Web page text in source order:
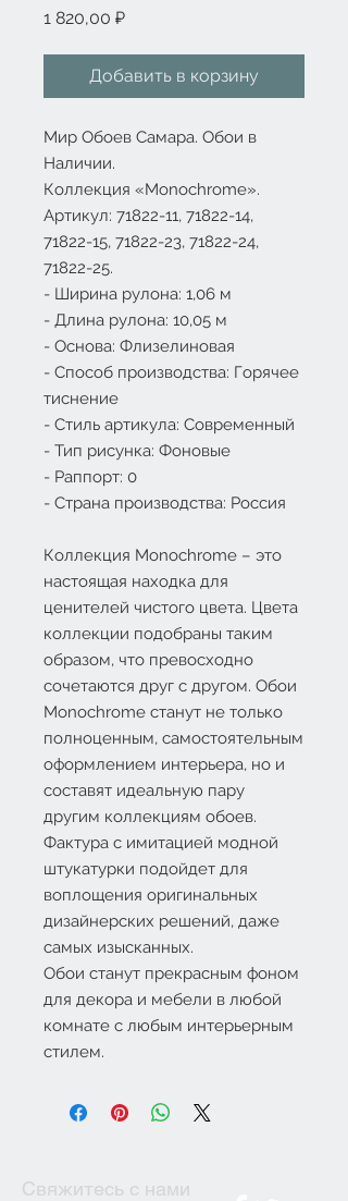
1 820,00 ₽Цена
Добавить в корзину
Мир Обоев Самара. Обои в
Наличии.
Коллекция «Monochrome».
Артикул: 71822-11, 71822-14,
71822-15, 71822-23, 71822-24,
71822-25.
- Ширина рулона: 1,06 м
- Длина рулона: 10,05 м
- Основа: Флизелиновая
- Способ производства: Горячее
тиснение
- Стиль артикула: Современный
- Тип рисунка: Фоновые
- Раппорт: 0
- Страна производства: Россия
Коллекция Monochrome – это
настоящая находка для
ценителей чистого цвета. Цвета
коллекции подобраны таким
образом, что превосходно
сочетаются друг с другом. Обои
Monochrome станут не только
полноценным, самостоятельным
оформлением интерьера, но и
составят идеальную пару
другим коллекциям обоев.
Фактура с имитацией модной
штукатурки подойдет для
воплощения оригинальных
дизайнерских решений, даже
самых изысканных.
Обои станут прекрасным фоном
для декора и мебели в любой
комнате с любым интерьерным
стилем.
Свяжитесь с нами